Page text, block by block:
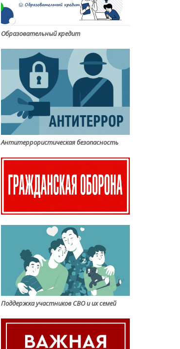
Образовательный кредит
Антитеррористическая безопасность
Поддержка участников СВО и их семей